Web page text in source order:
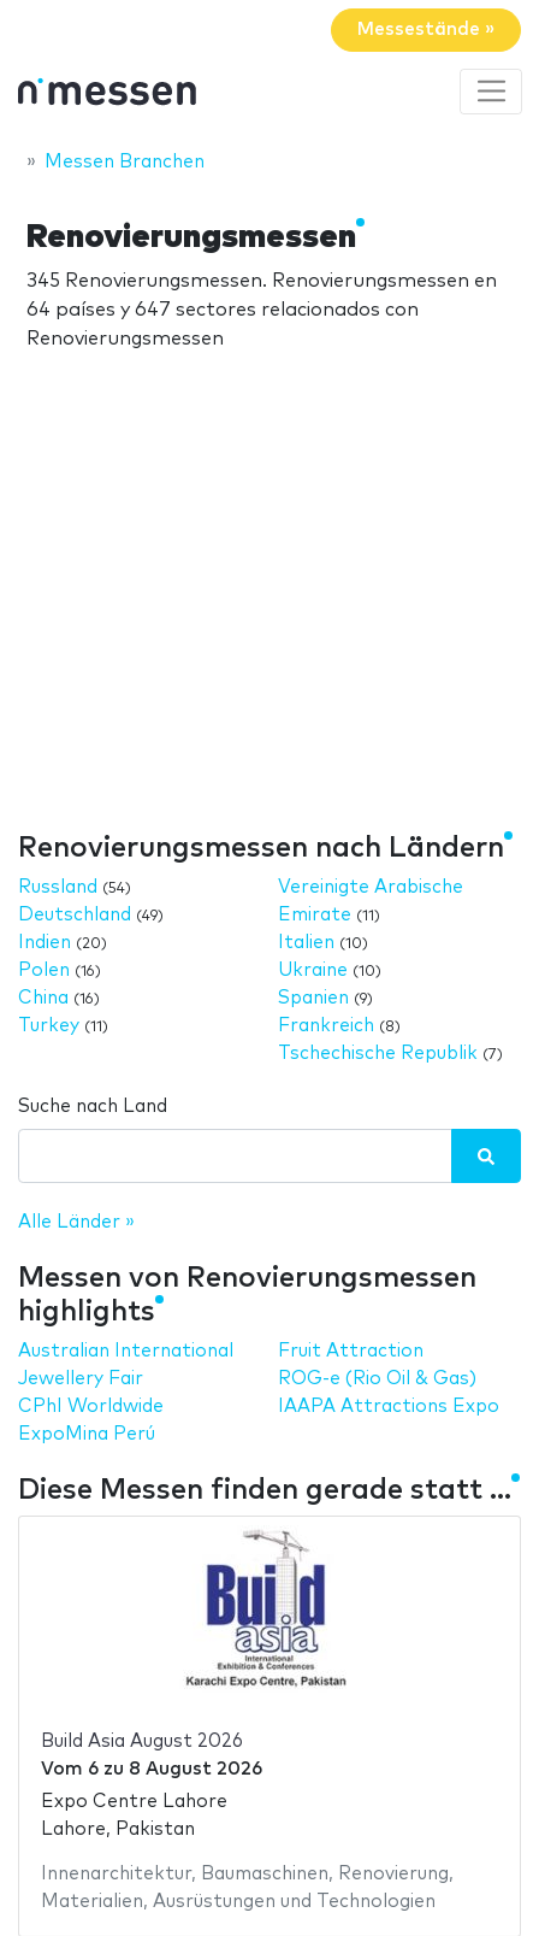
Messestände »
Messen Branchen
Renovierungsmessen
345 Renovierungsmessen. Renovierungsmessen en
64 países y 647 sectores relacionados con
Renovierungsmessen
Renovierungsmessen nach Ländern
Russland (54)
Deutschland (49)
Indien (20)
Polen (16)
China (16)
Turkey (11)
Vereinigte Arabische
Emirate (11)
Italien (10)
Ukraine (10)
Spanien (9)
Frankreich (8)
Tschechische Republik (7)
Suche nach Land
Alle Länder »
Messen von Renovierungsmessen
highlights
Australian International
Jewellery Fair
CPhI Worldwide
ExpoMina Perú
Fruit Attraction
ROG-e (Rio Oil & Gas)
IAAPA Attractions Expo
Diese Messen finden gerade statt ...
Build Asia August 2026
Vom 6zu 8 August 2026
Expo Centre Lahore
Lahore, Pakistan
Innenarchitektur, Baumaschinen, Renovierung,
Materialien, Ausrüstungen und Technologien